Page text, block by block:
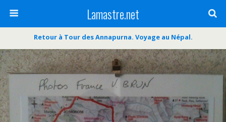
Lamastre.net
Retour à Tour des Annapurna. Voyage au Népal.